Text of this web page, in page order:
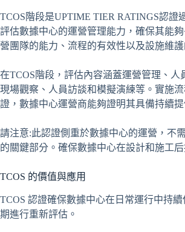
TCOS階段是UPTIME TIER RATINGS認
評估數據中心的運營管理能力，確保其能
營團隊的能力、流程的有效性以及設施維護
在TCOS階段，評估內容涵蓋運營管理、
現場觀察、人員訪談和模擬演練等。實施
證，數據中心運營商能夠證明其具備持續
請注意:此認證側重於數據中心的運營，不
的關鍵部分。確保數據中心在設計和施工
TCOS 的價值與應用
TCOS 認證確保數據中心在日常運行中持
期進行重新評估。